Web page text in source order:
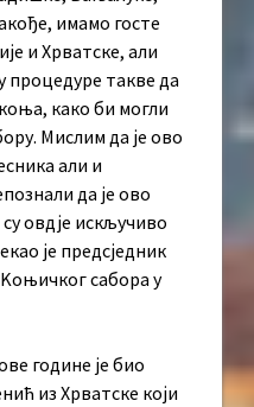
имамо госте
и Хрватске, али
процедуре такве да
како би могли
Мислим да је ово
али и
да је ово
овдје искључиво
је предсједник
сабора у
године је био
из Хрватске који